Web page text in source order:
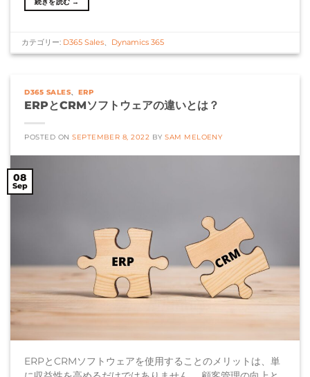
カテゴリー: D365 Sales Dynamics 365
D365 SALES、 ERP
ERPとCRMソフトウェアの違いとは？
POSTED ONSEPTEMBER 8, 2022 BYSAM MELOENY
08
Sep
ERPとCRMソフトウェアを使用することのメリットは、単